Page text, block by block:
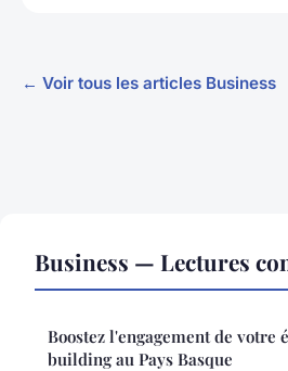
← Voir tous les articles Business
Business — Lectures
Boostez l'engagement de votre
building au Pays Basque